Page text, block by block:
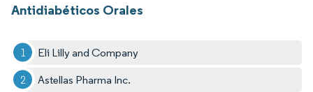
Antidiabéticos Orales
Eli Lilly and Company
Astellas Pharma Inc.